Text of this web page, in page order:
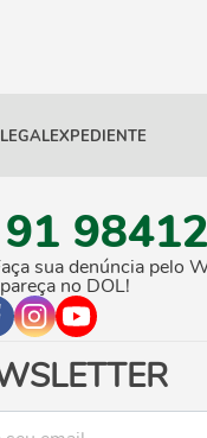
EXPEDIENTE
91
sua denúncia pelo
no DOL!